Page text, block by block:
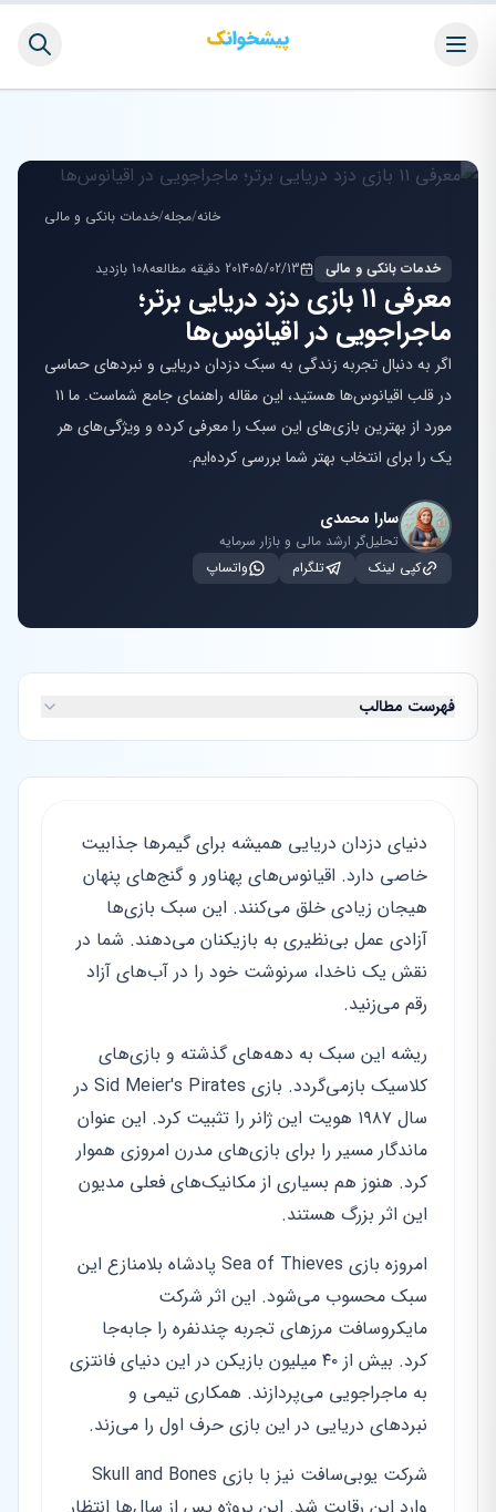
خانه/مجله/خدمات بانکی و مالی
خدمات بانکی و مالی 1405/02/1320 دقیقه مطالعه 108 بازدید
معرفی ۱۱ بازی دزد دریایی برتر؛
ماجراجویی در اقیانوس‌ها
اگر به دنبال تجربه زندگی به سبک دزدان دریایی و نبردهای حماسی
در قلب اقیانوس‌ها هستید، این مقاله راهنمای جامع شماست. ما ۱۱
مورد از بهترین بازی‌های این سبک را معرفی کرده و ویژگی‌های هر
یک را برای انتخاب بهتر شما بررسی کرده‌ایم.
سارا محمدی
تحلیل‌گر ارشد مالی و بازار سرمایه
کپی لینک
تلگرام واتساپ
فهرست مطالب
دنیای دزدان دریایی همیشه برای گیمرها جذابیت
خاصی دارد. اقیانوس‌های پهناور و گنج‌های پنهان
هیجان زیادی خلق می‌کنند. این سبک بازی‌ها
آزادی عمل بی‌نظیری به بازیکنان می‌دهند. شما در
نقش یک ناخدا، سرنوشت خود را در آب‌های آزاد
رقم می‌زنید.
ریشه این سبک به دهه‌های گذشته و بازی‌های
کلاسیک بازمی‌گردد. بازی Sid Meier's Pirates در
سال ۱۹۸۷ هویت این ژانر را تثبیت کرد. این عنوان
ماندگار مسیر را برای بازی‌های مدرن امروزی هموار
کرد. هنوز هم بسیاری از مکانیک‌های فعلی مدیون
این اثر بزرگ هستند.
امروزه بازی Sea of Thieves پادشاه بلامنازع این
سبک محسوب می‌شود. این اثر شرکت
مایکروسافت مرزهای تجربه چندنفره را جابه‌جا
کرد. بیش از ۴۰ میلیون بازیکن در این دنیای فانتزی
به ماجراجویی می‌پردازند. همکاری تیمی و
نبردهای دریایی در این بازی حرف اول را می‌زند.
شرکت یوبی‌سافت نیز با بازی Skull and Bones